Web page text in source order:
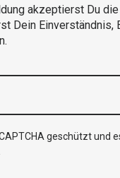
akzeptierst Du
Dein
geschützt und